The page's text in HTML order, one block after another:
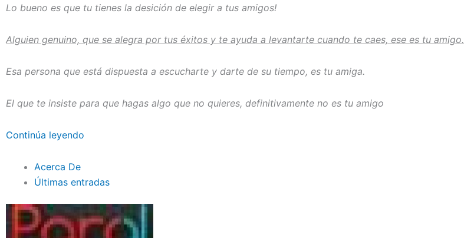
Lo bueno es que tu tienes la desición de elegir a tus amigos!
Alguien genuino, que se alegra por tus éxitos y te ayuda a levantarte cuando te caes, ese es tu amigo.
Esa persona que está dispuesta a escucharte y darte de su tiempo, es tu amiga.
El que te insiste para que hagas algo que no quieres, definitivamente no es tu amigo
Continúa leyendo
Acerca De
Últimas entradas